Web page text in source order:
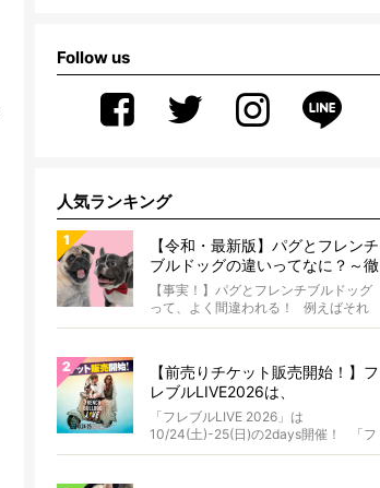
Follow us
人気ランキング
【令和・最新版】パグとフレンチ
ブルドッグの違いってなに？～徹
底解説～
【事実！】パグとフレンチブルドッグ
って、よく間違われる！ 例えばそれ
は、愛ブヒとのお散歩中。 &...
【前売りチケット販売開始！】フ
レブルLIVE2026は、
10/24(土)-25(日)開催！フレブル
だらけのキャンプ・前夜祭・バス
プランも新登場!?
「フレブルLIVE 2026」は
10/24(土)-25(日)の2days開催！ 「フ
レブルLIV...